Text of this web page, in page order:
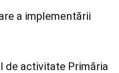
a implementării
de activitate Primăria